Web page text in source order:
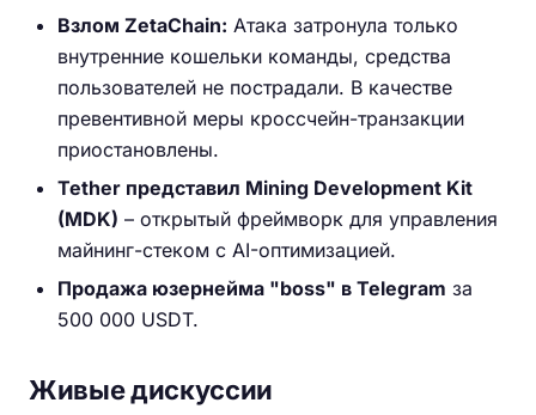
Взлом ZetaChain: Атака затронула только
внутренние кошельки команды, средства
пользователей не пострадали. В качестве
превентивной меры кроссчейн-транзакции
приостановлены.
Tether представил Mining Development Kit
(MDK) – открытый фреймворк для управления
майнинг-стеком с AI-оптимизацией.
Продажа юзернейма "boss" в Telegram за
500 000 USDT.
Живые дискуссии